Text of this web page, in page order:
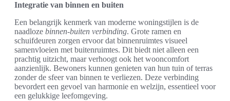
Integratie van binnen en buiten
Een belangrijk kenmerk van moderne woningstijlen is de
naadloze binnen-buiten verbinding. Grote ramen en
schuifdeuren zorgen ervoor dat binnenruimtes visueel
samenvloeien met buitenruimtes. Dit biedt niet alleen een
prachtig uitzicht, maar verhoogt ook het wooncomfort
aanzienlijk. Bewoners kunnen genieten van hun tuin of terras
zonder de sfeer van binnen te verliezen. Deze verbinding
bevordert een gevoel van harmonie en welzijn, essentieel voor
een gelukkige leefomgeving.